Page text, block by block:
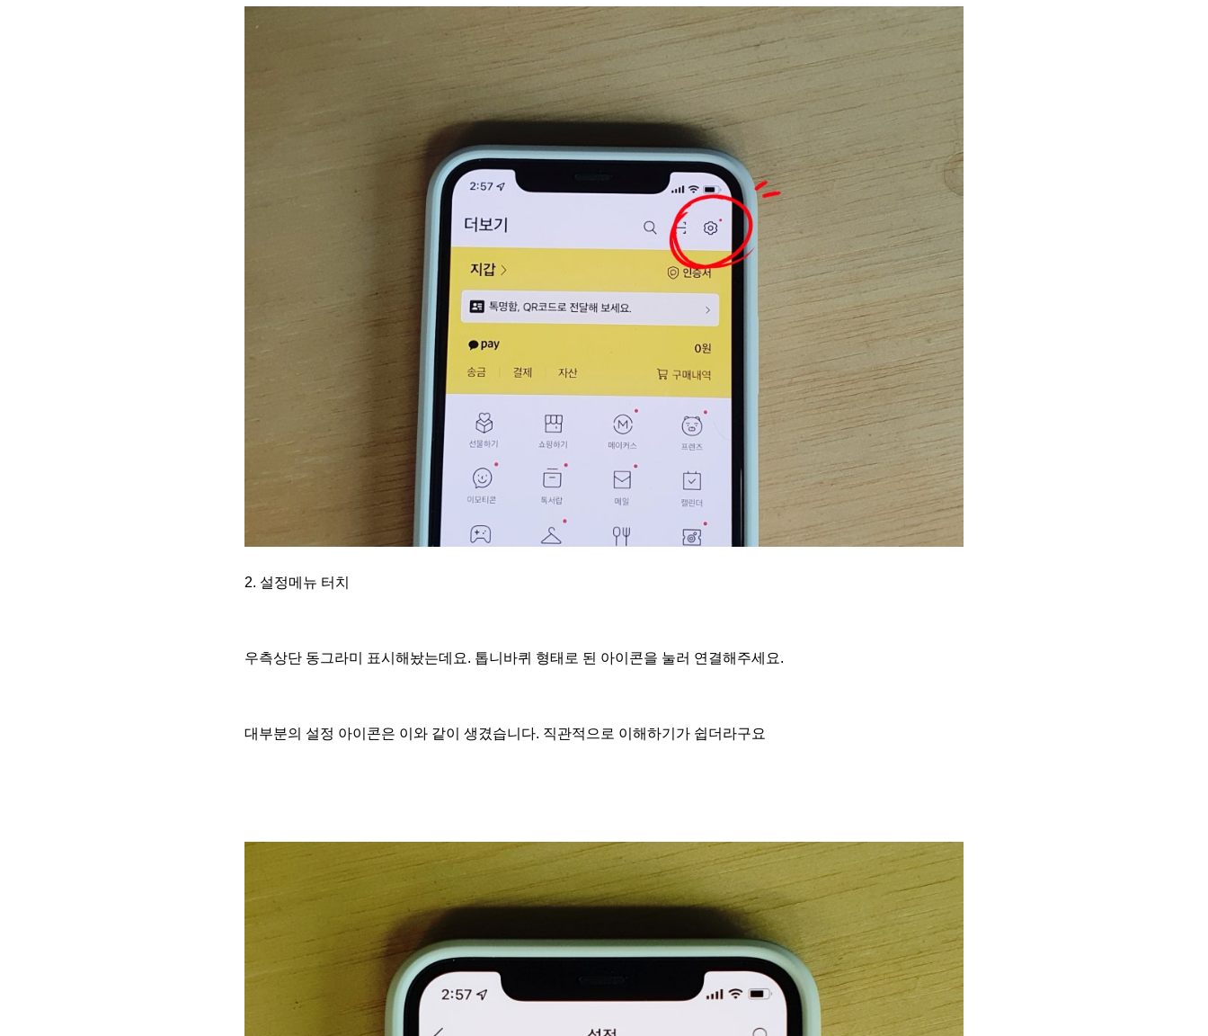
2. 설정메뉴 터치
우측상단 동그라미 표시해놨는데요. 톱니바퀴 형태로 된 아이콘을 눌러 연결해주세요.
대부분의 설정 아이콘은 이와 같이 생겼습니다. 직관적으로 이해하기가 쉽더라구요